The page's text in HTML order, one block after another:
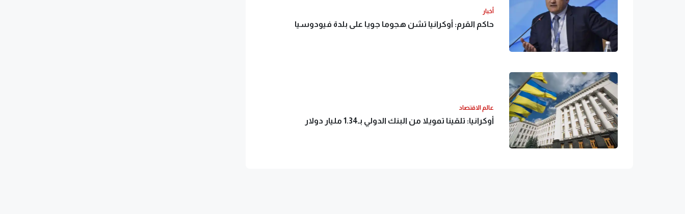
أخبار
حاكم القرم: أوكرانيا تشن هجوما جويا على بلدة فيودوسيا
عالم الاقتصاد
أوكرانيا: تلقينا تمويلا من البنك الدولي بـ1.34 مليار دولار